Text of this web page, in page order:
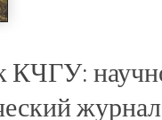
КЧГУ: